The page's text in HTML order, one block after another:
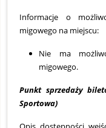
Informacje o
migowego na miejscu:
Nie ma
migowego.
Punkt sprzedaży
Sportowa)